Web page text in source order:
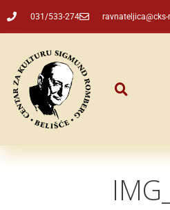
031/533-274